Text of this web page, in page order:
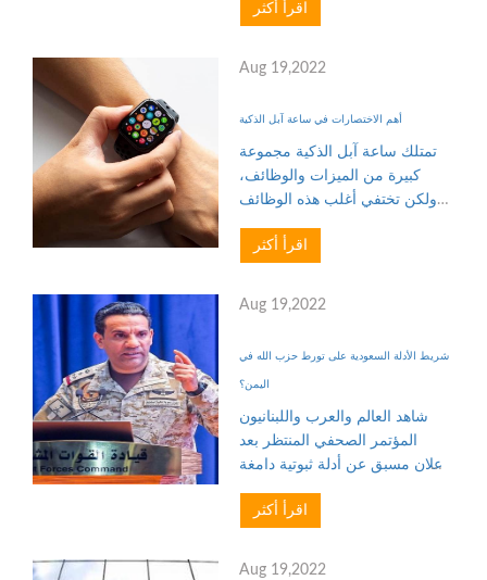
ذلك في الخطوط الحادة الأمامية
اقرأ أكثر
Aug 19,2022
أهم الاختصارات في ساعة آبل الذكية
تمتلك ساعة آبل الذكية مجموعة
كبيرة من الميزات والوظائف،
ولكن تختفي أغلب هذه الوظائف
لتفعيلها.ويمكنك استخدام
من الوصول لهذه الوظائف بشكل
اقرأ أكثر
Aug 19,2022
شريط الأدلة السعودية على تورط حزب الله في
اليمن؟
شاهد العالم والعرب واللبنانيون
المؤتمر الصحفي المنتظر بعد
إعلان مسبق عن أدلة ثبوتية دامغة
اليمن سيتم الكشف عنها خلاله،
تضمن صورة طائرة مسيرة وعلم
اقرأ أكثر
Aug 19,2022